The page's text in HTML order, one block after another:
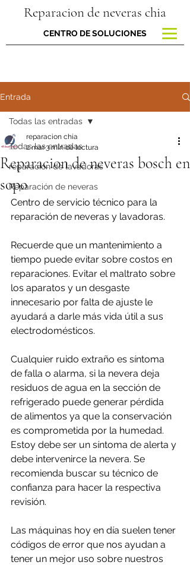
Reparacion de neveras chia
CENTRO DE SOLUCIONES
Entrada
Todas las entradas
reparacion de lavadoras
Reparación de neveras
Todas las entradas
Reparacion de neveras bosch en
sopo
reparacion chia
2 mar3 min de lectura
Centro de servicio técnico para la
reparación de neveras y lavadoras.
Recuerde que un mantenimiento a
tiempo puede evitar sobre costos en
reparaciones. Evitar el maltrato sobre
los aparatos y un desgaste
innecesario por falta de ajuste le
ayudará a darle más vida útil a sus
electrodomésticos.
Cualquier ruido extraño es síntoma
de falla o alarma, si la nevera deja
residuos de agua en la sección de
refrigerado puede generar pérdida
de alimentos ya que la conservación
es comprometida por la humedad.
Estoy debe ser un síntoma de alerta y
debe intervenirce la nevera. Se
recomienda buscar su técnico de
confianza para hacer la respectiva
revisión.
Las máquinas hoy en día suelen tener
códigos de error que nos ayudan a
tener un mejor uso sobre nuestros